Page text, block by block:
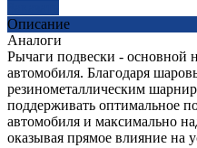
Описание
Аналоги
Рычаги подвески - основной
автомобиля. Благодаря
резинометаллическим
поддерживать оптимальное
автомобиля и максимально
оказывая прямое влияние на